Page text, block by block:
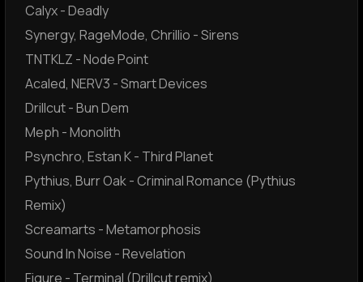
Сalyx - Deadly
Synergy, RageMode, Chrillio - Sirens
TNTKLZ - Node Point
Acaled, NERV3 - Smart Devices
Drillcut - Bun Dem
Meph - Monolith
Psynchro, Estan K - Third Planet
Pythius, Burr Oak - Criminal Romance (Pythius
Remix)
Screamarts - Metamorphosis
Sound In Noise - Revelation
Figure - Terminal (Drillcut remix)